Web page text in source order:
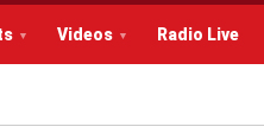
Videos Radio Live